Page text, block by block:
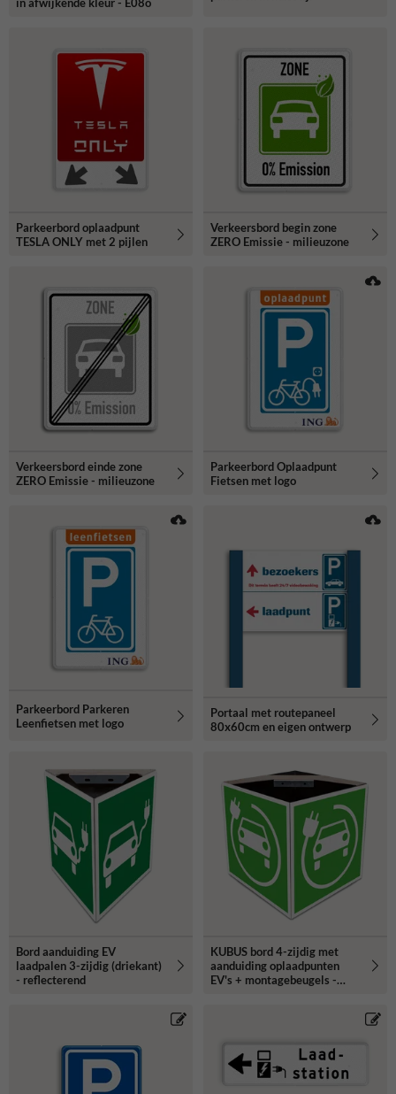
Parkeerbord oplaadpunt
TESLA ONLY met 2 pijlen
Verkeersbord begin zone
ZERO Emissie - milieuzone
Verkeersbord einde zone
ZERO Emissie - milieuzone
Parkeerbord Oplaadpunt
Fietsen met logo
Parkeerbord Parkeren
Leenfietsen met logo
Portaal met routepaneel
80x60cm en eigen ontwerp
Bord aanduiding EV
laadpalen 3-zijdig (driekant)
- reflecterend
KUBUS bord 4-zijdig met
aanduiding oplaadpunten
EV's + montagebeugels -